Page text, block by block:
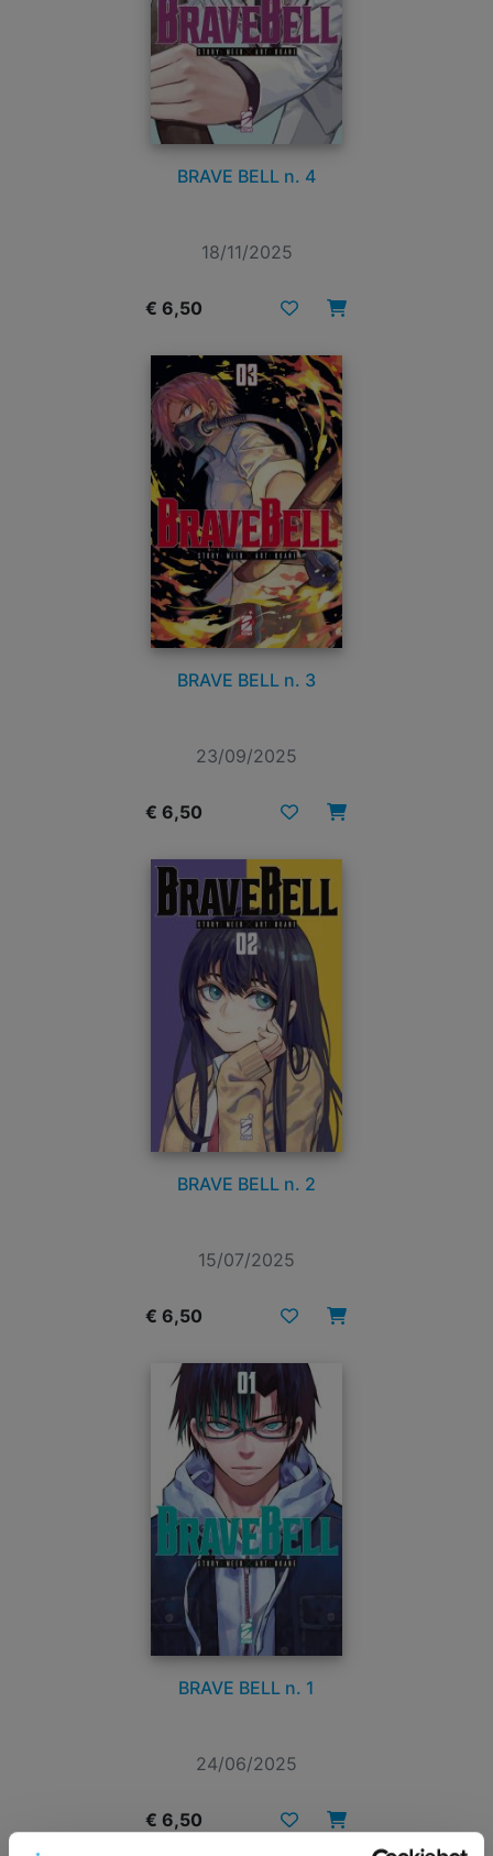
BRAVE BELL n. 4
18/11/2025
€ 6,50
BRAVE BELL n. 3
23/09/2025
€ 6,50
BRAVE BELL n. 2
15/07/2025
€ 6,50
BRAVE BELL n. 1
24/06/2025
€ 6,50